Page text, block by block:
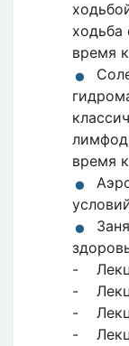
ходьба
время
время
-
-
-
-